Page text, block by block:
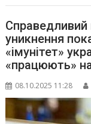
уникнення
«імунітет»
«працюють» на
08.10.2025 11:28